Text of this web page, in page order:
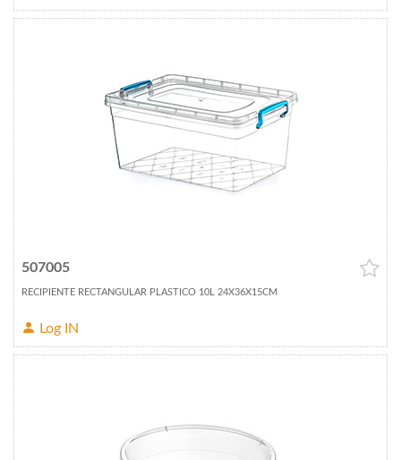
507005
RECIPIENTE RECTANGULAR PLASTICO 10L 24X36X15CM
Log IN